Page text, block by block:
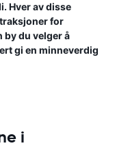
Hver av disse
for
by du velger å
gi en minneverdig
i